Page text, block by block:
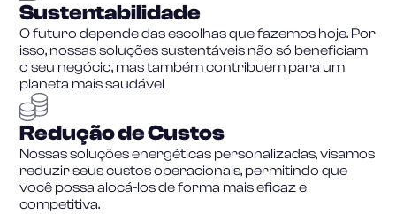
Sustentabilidade
O futuro depende das escolhas que fazemos hoje. Por
isso, nossas soluções sustentáveis não só beneficiam
o seu negócio, mas também contribuem para um
planeta mais saudável
Redução de Custos
Nossas soluções energéticas personalizadas, visamos
reduzir seus custos operacionais, permitindo que
você possa alocá-los de forma mais eficaz e
competitiva.